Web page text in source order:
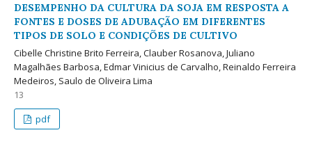
DESEMPENHO DA CULTURA DA SOJA EM RESPOSTA A
FONTES E DOSES DE ADUBAÇÃO EM DIFERENTES
TIPOS DE SOLO E CONDIÇÕES DE CULTIVO
Cibelle Christine Brito Ferreira, Clauber Rosanova, Juliano
Magalhães Barbosa, Edmar Vinicius de Carvalho, Reinaldo Ferreira
Medeiros, Saulo de Oliveira Lima
13
pdf